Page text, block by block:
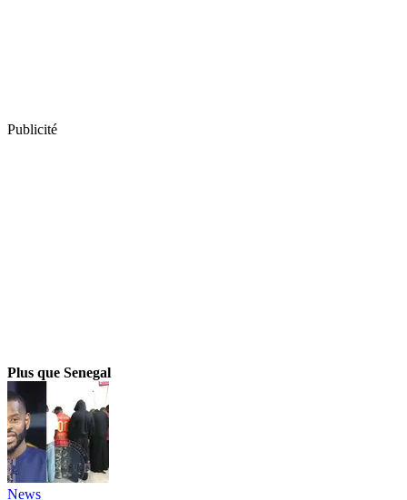
Publicité
Plus que Senegal
News